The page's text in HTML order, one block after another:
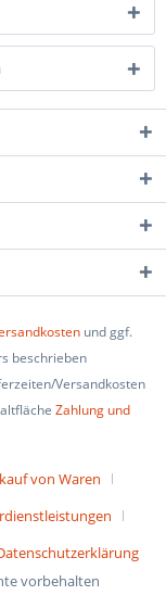
und ggf.
beschrieben
Versandkosten
Zahlung und
von Waren
vorbehalten